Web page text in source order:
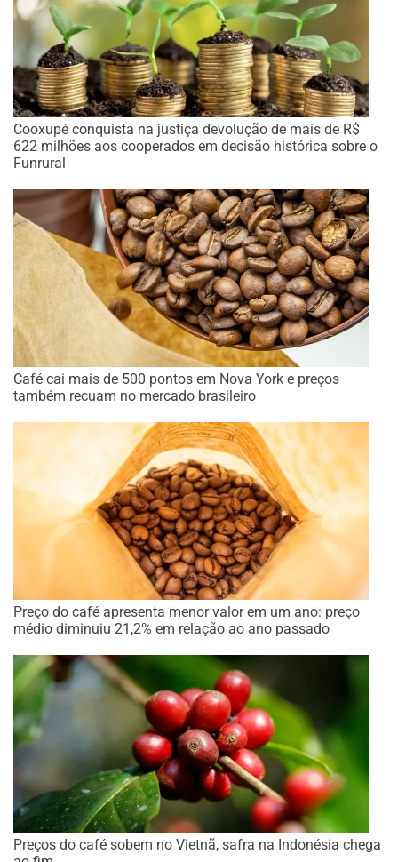
Cooxupé conquista na justiça devolução de mais de R$
622 milhões aos cooperados em decisão histórica sobre o
Funrural
Café cai mais de 500 pontos em Nova York e preços
também recuam no mercado brasileiro
Preço do café apresenta menor valor em um ano: preço
médio diminuiu 21,2% em relação ao ano passado
Preços do café sobem no Vietnã, safra na Indonésia chega